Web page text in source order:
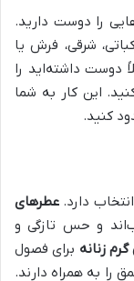
را دوست دارید.
شرقی، فرش یا
دوست داشته‌اید را
این کار به شما
کنید.
دارد. عطرهای
و حس تازگی و
زنانه برای فصول
را به همراه دارند.